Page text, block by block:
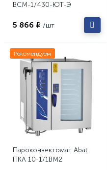
ВСМ-1/430-ЮТ-Э
5 866 ₽ /шт
Рекомендуем
Пароконвектомат Abat
ПКА 10-1/1ВМ2